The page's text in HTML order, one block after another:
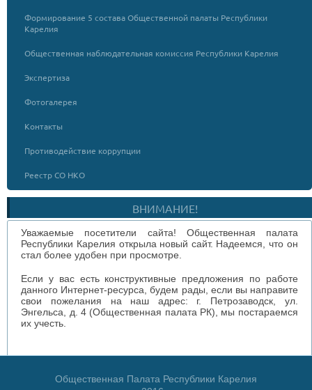
Формирование 5 состава Общественной палаты Республики
Карелия
Общественная наблюдательная комиссия Республики Карелия
Экспертиза
Фотогалерея
Контакты
Противодействие коррупции
Реестр СО НКО
ВНИМАНИЕ!
Уважаемые посетители сайта! Общественная палата
Республики Карелия открыла новый сайт. Надеемся, что он
стал более удобен при просмотре.
Если у вас есть конструктивные предложения по работе
данного Интернет-ресурса, будем рады, если вы направите
свои пожелания на наш адрес: г. Петрозаводск, ул.
Энгельса, д. 4 (Общественная палата РК), мы постараемся
их учесть.
Общественная Палата Республики Карелия